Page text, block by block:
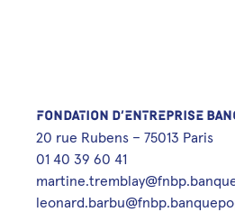
FONDATION D’ENTREPRISE
20 rue Rubens – 75013 Paris
01 40 39 60 41